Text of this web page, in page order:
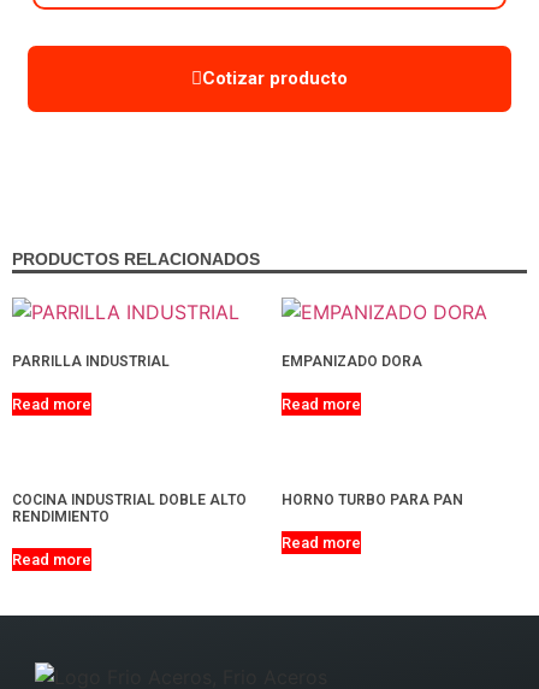
Cotizar producto
PRODUCTOS RELACIONADOS
PARRILLA INDUSTRIAL
Read more
EMPANIZADO DORA
Read more
COCINA INDUSTRIAL DOBLE ALTO
RENDIMIENTO
Read more
HORNO TURBO PARA PAN
Read more